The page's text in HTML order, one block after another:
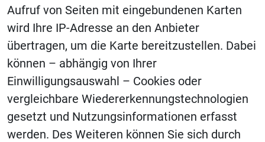
Aufruf von Seiten mit eingebundenen Karten
wird Ihre IP-Adresse an den Anbieter
übertragen, um die Karte bereitzustellen. Dabei
können – abhängig von Ihrer
Einwilligungsauswahl – Cookies oder
vergleichbare Wiedererkennungstechnologien
gesetzt und Nutzungsinformationen erfasst
werden. Des Weiteren können Sie sich durch